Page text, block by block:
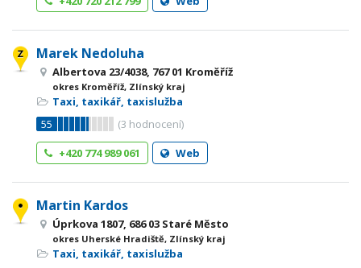
Marek Nedoluha
Albertova 23/4038, 767 01 Kroměříž
okres Kroměříž, Zlínský kraj
Taxi, taxikář, taxislužba
55
(3 hodnocení)
+420 774 989 061
Web
Martin Kardos
Úprkova 1807, 686 03 Staré Město
okres Uherské Hradiště, Zlínský kraj
Taxi, taxikář, taxislužba